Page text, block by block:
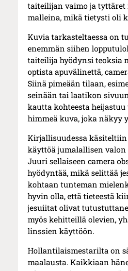
taiteilijan vaimo ja
malleina, mikä tietysti oli
Kuvia tarkasteltaessa on
enemmän siihen
taiteilija hyödynsi teoksia
optista apuvälinettä,
Siinä pimeään tilaan,
seinään tai laatikon
kautta kohteesta heijastuu
himmeä kuva, joka näkyy
Kirjallisuudessa
käyttöä jumalallisen
Juuri sellaiseen camera
hyödyntää, mikä selittää
kohtaan tunteman
hyvin olla, että tieteestä
jesuiitat olivat
myös kehitteillä olevien,
linssien käyttöön.
Hollantilaismestarilta on
maalausta. Kaikkiaan